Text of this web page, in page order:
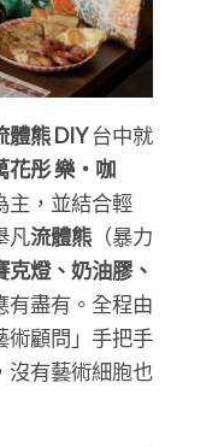
體熊 DIY台中就
花彤 樂・咖
主，並結合輕
凡流體熊（暴力
克燈、奶油膠、
有盡有。全程由
術顧問」手把手
沒有藝術細胞也